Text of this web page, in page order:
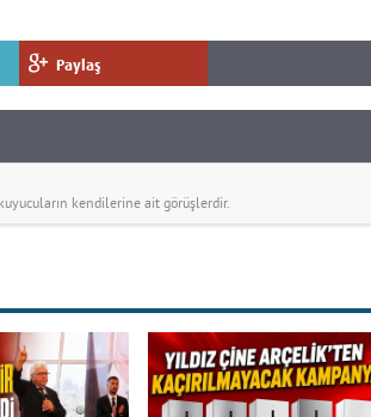
Paylaş
kendilerine ait görüşlerdir.